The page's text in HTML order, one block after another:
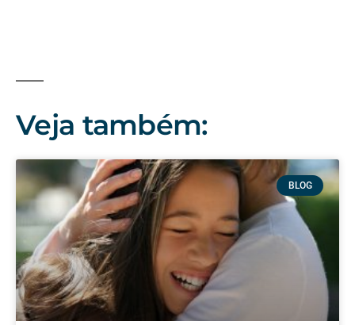
Veja também:
BLOG